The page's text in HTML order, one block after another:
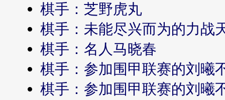
棋手：芝野虎丸
棋手：未能尽兴而为的力战
棋手：名人马晓春
棋手：参加围甲联赛的刘曦
棋手：参加围甲联赛的刘曦